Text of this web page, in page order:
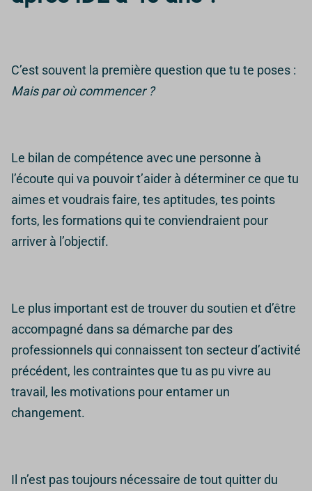
C’est souvent la première question que tu te poses :
Mais par où commencer ?
Le bilan de compétence avec une personne à
l’écoute qui va pouvoir t’aider à déterminer ce que tu
aimes et voudrais faire, tes aptitudes, tes points
forts, les formations qui te conviendraient pour
arriver à l’objectif.
Le plus important est de trouver du soutien et d’être
accompagné dans sa démarche par des
professionnels qui connaissent ton secteur d’activité
précédent, les contraintes que tu as pu vivre au
travail, les motivations pour entamer un
changement.
Il n’est pas toujours nécessaire de tout quitter du